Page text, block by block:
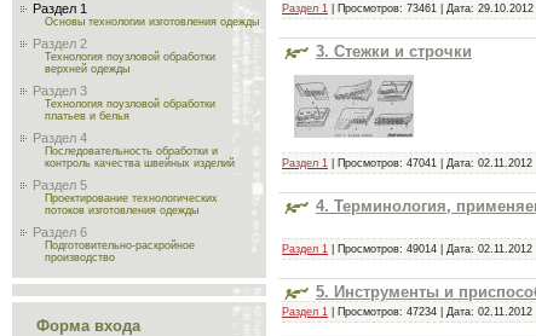
Раздел 1
Основы технологии изготовления одежды
Раздел 2
Технология поузловой обработки
верхней одежды
Раздел 3
Технология поузловой обработки
платьев и белья
Раздел 4
Последовательность обработки и
контроль качества швейных изделий
Раздел 5
Проектирование технологических
потоков изготовления одежды
Раздел 6
Подготовительно-раскройное
производство
Форма входа
Раздел 1 | Просмотров: 73461 | Дата: 29.10.2012
3. Стежки и строчки
Раздел 1 | Просмотров: 47041 | Дата: 02.11.2012
4. Терминология,
Раздел 1 | Просмотров: 49014 | Дата: 02.11.2012
5. Инструменты и
Раздел 1 | Просмотров: 47234 | Дата: 02.11.2012